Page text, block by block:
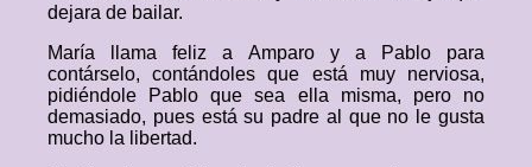
dejara de bailar.
María llama feliz a Amparo y a Pablo para
contárselo, contándoles que está muy nerviosa,
pidiéndole Pablo que sea ella misma, pero no
demasiado, pues está su padre al que no le gusta
mucho la libertad.